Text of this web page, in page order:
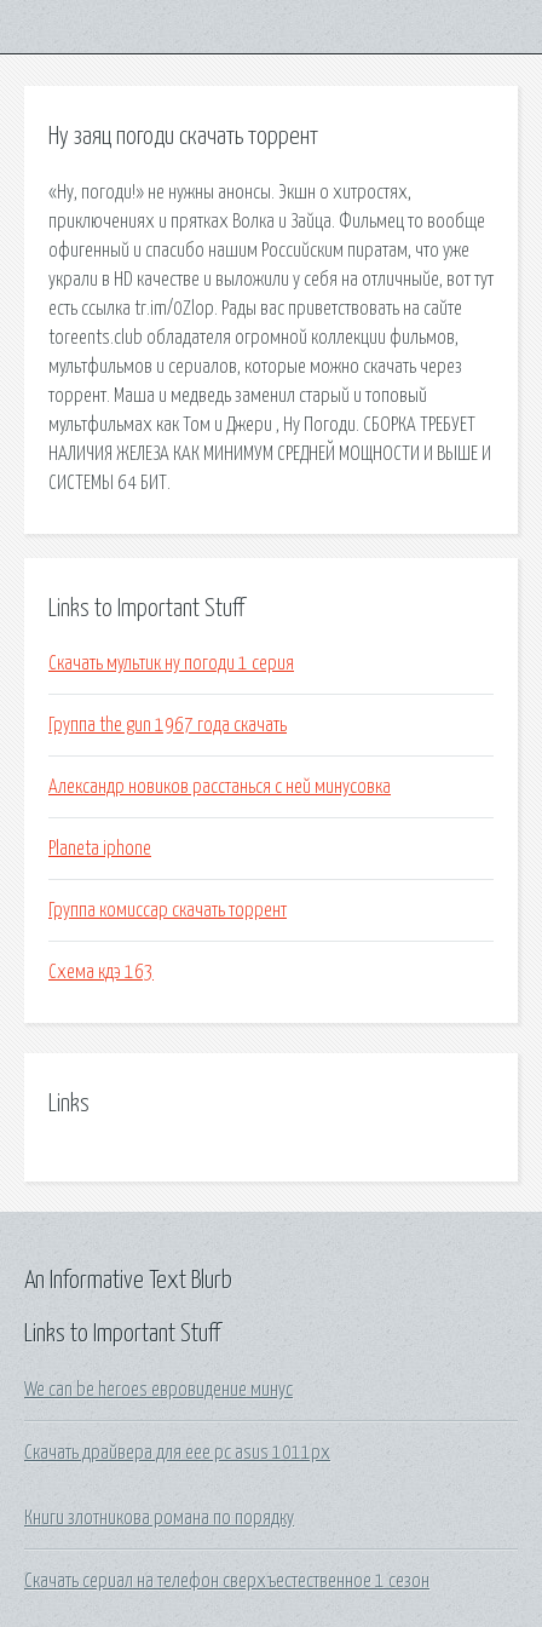
Ну заяц погоди скачать торрент
«Ну, погоди!» не нужны анонсы. Экшн о хитростях,
приключениях и прятках Волка и Зайца. Фильмец то вообще
офигенный и спасибо нашим Российским пиратам, что уже
украли в HD качестве и выложили у себя на отличныйе, вот тут
есть ссылка tr.im/0Zlop. Рады вас приветствовать на сайте
toreents.club обладателя огромной коллекции фильмов,
мультфильмов и сериалов, которые можно скачать через
торрент. Маша и медведь заменил старый и топовый
мультфильмах как Том и Джери , Ну Погоди. СБОРКА ТРЕБУЕТ
НАЛИЧИЯ ЖЕЛЕЗА КАК МИНИМУМ СРЕДНЕЙ МОЩНОСТИ И ВЫШЕ И
СИСТЕМЫ 64 БИТ.
Links to Important Stuff
Скачать мультик ну погоди 1 серия
Группа the gun 1967 года скачать
Александр новиков расстанься с ней минусовка
Planeta iphone
Группа комиссар скачать торрент
Схема кдэ 163
Links
Links to Important Stuff
We can be heroes евровидение минус
Скачать драйвера для eee pc asus 1011px
Книги злотникова романа по порядку
Скачать сериал на телефон сверхъестественное 1 сезон
An Informative Text Blurb